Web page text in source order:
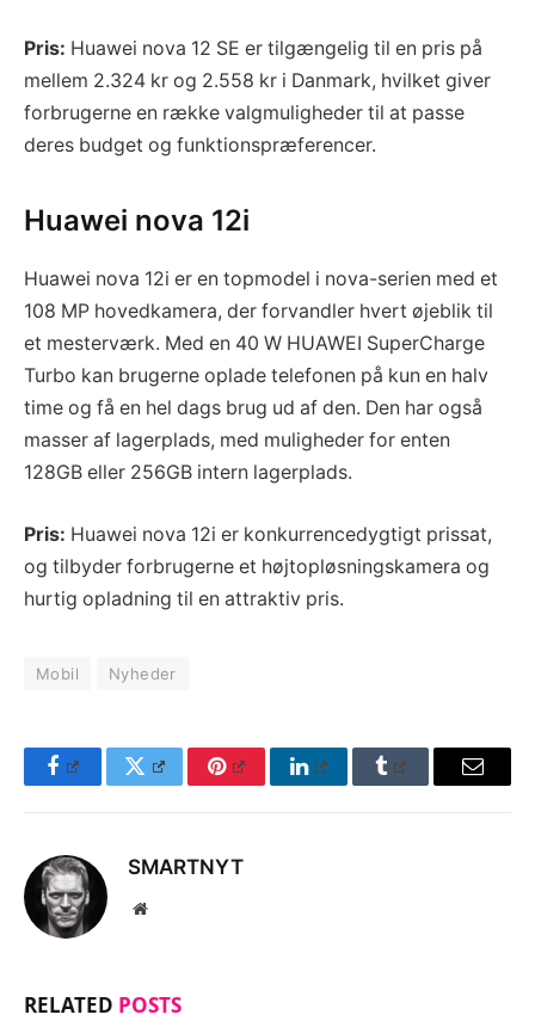
Pris: Huawei nova 12 SE er tilgængelig til en pris på
mellem 2.324 kr og 2.558 kr i Danmark, hvilket giver
forbrugerne en række valgmuligheder til at passe
deres budget og funktionspræferencer.
Huawei nova 12i
Huawei nova 12i er en topmodel i nova-serien med et
108 MP hovedkamera, der forvandler hvert øjeblik til
et mesterværk. Med en 40 W HUAWEI SuperCharge
Turbo kan brugerne oplade telefonen på kun en halv
time og få en hel dags brug ud af den. Den har også
masser af lagerplads, med muligheder for enten
128GB eller 256GB intern lagerplads.
Pris: Huawei nova 12i er konkurrencedygtigt prissat,
og tilbyder forbrugerne et højtopløsningskamera og
hurtig opladning til en attraktiv pris.
Mobil Nyheder
FacebookTwitter Pinterest LinkedInTumblr Email
SMARTNYT
Website
RELATED POSTS